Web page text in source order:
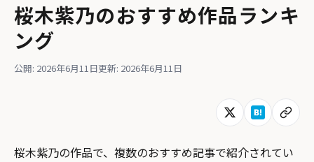
桜木紫乃のおすすめ作品ランキ
ング
公開: 2026年6月11日更新: 2026年6月11日
桜木紫乃の作品で、複数のおすすめ記事で紹介されてい